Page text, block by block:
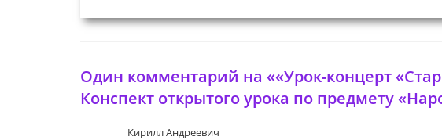
Один комментарий на ««Урок-концерт
Конспект открытого урока по предмету
Кирилл Андреевич